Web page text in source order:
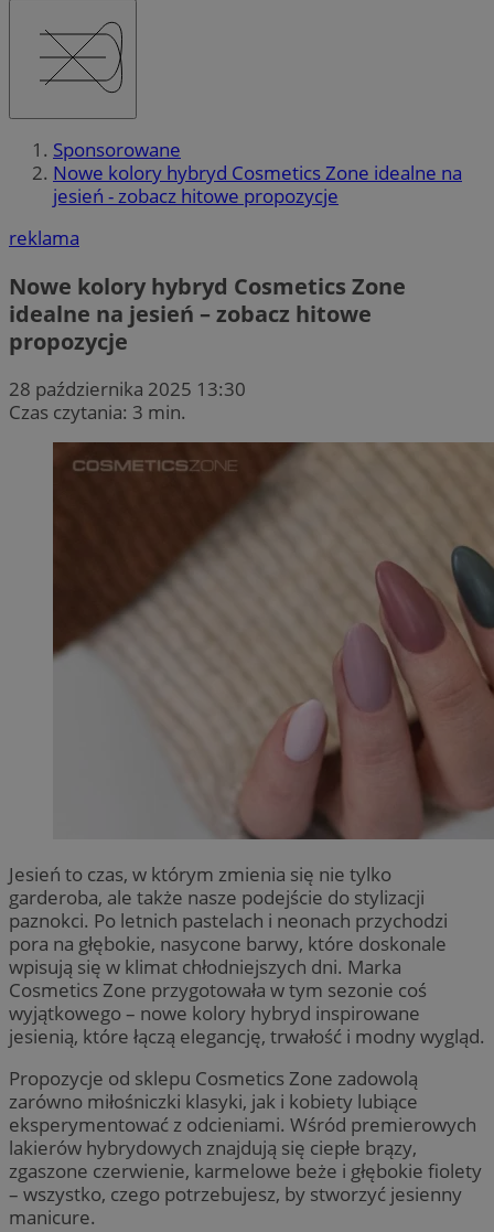
Sponsorowane
Nowe kolory hybryd Cosmetics Zone idealne na
jesień - zobacz hitowe propozycje
reklama
Nowe kolory hybryd Cosmetics Zone
idealne na jesień – zobacz hitowe
propozycje
28 października 2025 13:30
Czas czytania: 3 min.
Jesień to czas, w którym zmienia się nie tylko
garderoba, ale także nasze podejście do stylizacji
paznokci. Po letnich pastelach i neonach przychodzi
pora na głębokie, nasycone barwy, które doskonale
wpisują się w klimat chłodniejszych dni. Marka
Cosmetics Zone przygotowała w tym sezonie coś
wyjątkowego – nowe kolory hybryd inspirowane
jesienią, które łączą elegancję, trwałość i modny wygląd.
Propozycje od sklepu Cosmetics Zone zadowolą
zarówno miłośniczki klasyki, jak i kobiety lubiące
eksperymentować z odcieniami. Wśród premierowych
lakierów hybrydowych znajdują się ciepłe brązy,
zgaszone czerwienie, karmelowe beże i głębokie fiolety
– wszystko, czego potrzebujesz, by stworzyć jesienny
manicure.